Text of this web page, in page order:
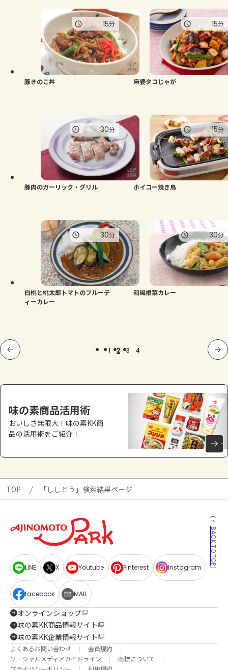
豚きのこ丼
15分
麻婆タコじゃが
15分
豚肉のガーリック・グリル
30分
ホイコー焼き鳥
15分
白桃と桃太郎トマトのフルーテ
ィーカレー
30分
和風根菜カレー
30分
1 2 3 4
味の素商品活用術
おいしさ無限大！味の素KK商
品の活用術をご紹介！
TOP 「ししとう」検索結果ページ
BACK TO TOP
LINE X Youtube Pinterest Instagram
facebook MAIL
オンラインショップ
味の素KK商品情報サイト
味の素KK企業情報サイト
よくあるお問い合わせ
会員規約
ソーシャルメディアガイドライン
商標について